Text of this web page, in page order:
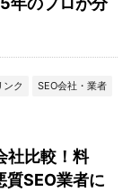
ンク
SEO会社・業者
社比較！料
質SEO業者に